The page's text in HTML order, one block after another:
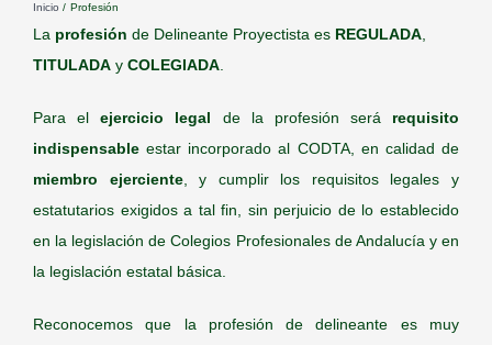
Inicio Profesión
La profesión de Delineante Proyectista es REGULADA,
TITULADAy COLEGIADA.
Para elejercicio legal de la profesión será requisito
indispensableestar incorporado al CODTA, en calidad de
miembro ejerciente, y cumplir los requisitos legales y
estatutarios exigidos a tal fin, sin perjuicio de lo establecido
en la legislación de Colegios Profesionales de Andalucía y en
la legislación estatal básica.
Reconocemos que la profesión de delineante es muy